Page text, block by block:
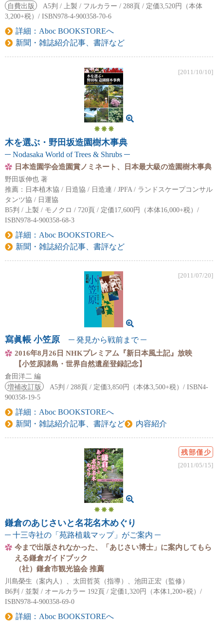
自費出版
A5判 / 上製 / フルカラー / 288頁 / 定価3,520円（本体
3,200+税）/ ISBN978-4-900358-70-6
詳細：Aboc BOOKSTOREへ
新聞・雑誌紹介記事、書評など
木を選ぶ・野田坂造園樹木事典
Nodasaka World of Trees & Shrubs
日本造園学会造園賞ノミネート、日本最大級の造園樹木事典
野田坂伸也 著
推薦：日本植木協 / 日造協 / 日造連 / JPFA / ランドスケープコンサル
タンツ協 / 日運協
B5判 / 上製 / モノクロ / 720頁 / 定価17,600円（本体16,000+税）/
ISBN978-4-900358-68-3
詳細：Aboc BOOKSTOREへ
新聞・雑誌紹介記事、書評など
[2011/10/10]
寫眞帳 小笠原
発⾒から戦前まで
2016年8月26日 NHKプレミアム『新日本風土記』放映
【小笠原諸島・世界自然遺産登録記念】
倉田洋二 編
増補改訂版
A5判 / 288頁 / 定価3,850円（本体3,500+税）/ ISBN4-
900358-19-5
詳細：Aboc BOOKSTOREへ
新聞・雑誌紹介記事、書評など
内容紹介
[2011/07/20]
鎌倉のあじさいと名花名木めぐり
十三寺社の「苑路植栽マップ」がご案内
今まで出版されなかった、「あじさい博士」に案内してもら
える鎌倉ガイドブック
（社）鎌倉市観光協会 推薦
川島榮生（案内人）、太田哲英（指導）、池田正宏（監修）
B6判 / 並製 / オールカラー 192頁 / 定価1,320円（本体1,200+税）/
ISBN978-4-900358-69-0
詳細：Aboc BOOKSTOREへ
残部僅少
[2011/05/15]